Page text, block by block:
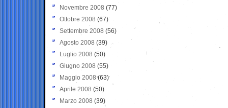
Novembre 2008 (77)
Ottobre 2008 (67)
Settembre 2008 (56)
Agosto 2008 (39)
Luglio 2008 (50)
Giugno 2008 (55)
Maggio 2008(63)
Aprile 2008 (50)
Marzo 2008 (39)